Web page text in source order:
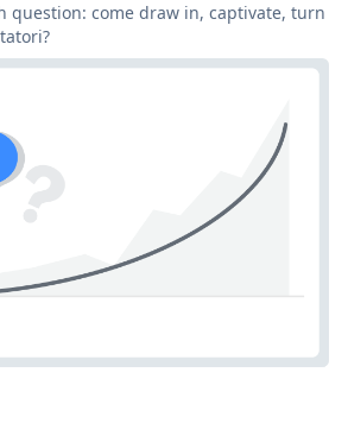
question: come draw in, captivate, turn